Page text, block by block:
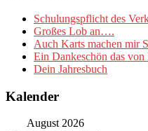
Schulungspflicht des
Großes Lob an….
Auch Karts machen mir
Ein Dankeschön das
Dein Jahresbuch
Kalender
August 2026